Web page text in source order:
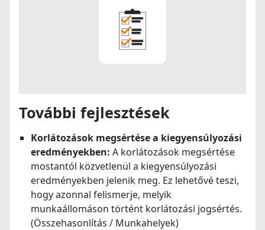
További fejlesztések
Korlátozások megsértése a kiegyensúlyozási
eredményekben: A korlátozások megsértése
mostantól közvetlenül a kiegyensúlyozási
eredményekben jelenik meg. Ez lehetővé teszi,
hogy azonnal felismerje, melyik
munkaállomáson történt korlátozási jogsértés.
(Összehasonlítás / Munkahelyek)